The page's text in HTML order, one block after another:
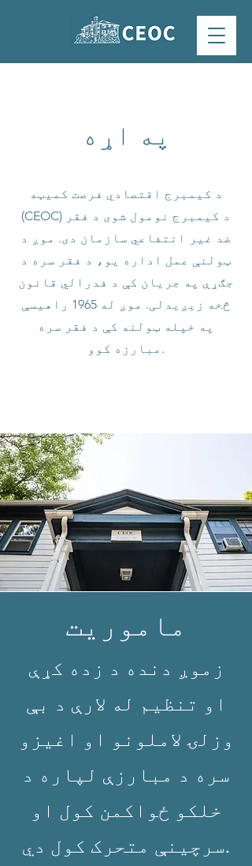
په اړه
د کیمبرج اقتصادي فرصت کمیټه
(CEOC) د کیمبرج نومول شوی د فقر
ضد غیر انتفاعي سازمان دی. موږ د
ټولنې عمل اداره یو، د فقر سره د
جګړې په جریان کې د فدرالي قانون
څخه زیږیدلی. موږ له 1965 راهیسې
په خپله ټولنه کې د فقر سره
مبارزه کوو.
ماموریت
زموږ دنده د زده کړې
او تنظیم له لارې د بې
وزلۍ لاملونو او اغیزو
سره د مبارزې لپاره د
خلکو ځواکمن کول او
سرچینې متحرک کول دي.